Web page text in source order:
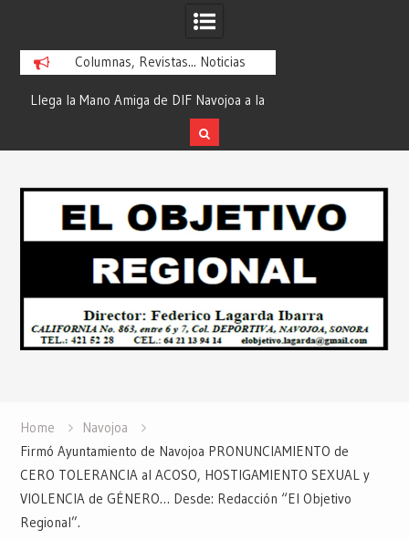
Columnas, Revistas... Noticias
Llega la Mano Amiga de DIF Navojoa a la
Ampliación Beltrones con la Feria de
Servicios… Desde: Redacción “El
Redacción “El
Home
Navojoa
Firmó Ayuntamiento de Navojoa PRONUNCIAMIENTO de
CERO TOLERANCIA al ACOSO, HOSTIGAMIENTO SEXUAL y
VIOLENCIA de GÉNERO… Desde: Redacción “El Objetivo
Regional”.